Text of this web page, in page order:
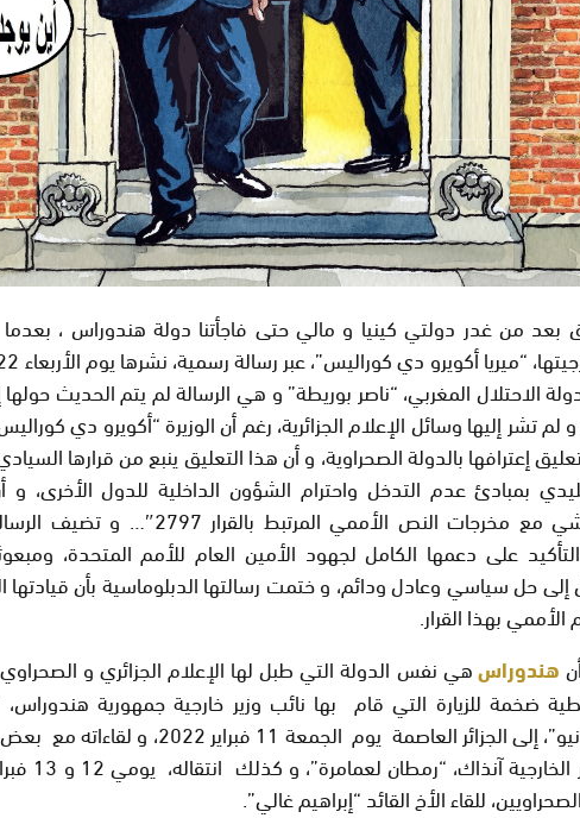
غدر دولتي كينيا و مالي حتى فاجأتنا دولة هندوراس ،
الاحتلال المغربي، “ناصر بوريطة” و هي الرسالة لم يتم الحديث حولها
لم تشر إليها وسائل الإعلام الجزائرية، رغم أن الوزيرة “أكويرو دي
إعترافها بالدولة الصحراوية، و أن هذا التعليق ينبع من قرارها
بمبادئ عدم التدخل واحترام الشؤون الداخلية للدول الأخرى، و
الدبلوماسي يتماشي مع مخرجات النص الأممي المرتبط
على دعمها الكامل لجهود الأمين العام للأمم المتحدة،
إلى حل سياسي وعادل ودائم، و ختمت رسالتها الدبلوماسية بأن
بهذا القرار.
هندوراسهي نفس الدولة التي طبل لها الإعلام الجزائري و الصحراوي سنة
ضخمة للزيارة التي قام بها نائب وزير خارجية جمهورية هندوراس،
جيراردو جوزي انتونيو”، إلى الجزائر العاصمة يوم الجمعة 11
للقاء الأخ القائد “إبراهيم غالي”.